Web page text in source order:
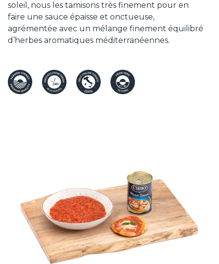
soleil, nous les tamisons très finement pour en
faire une sauce épaisse et onctueuse,
agrémentée avec un mélange finement équilibré
d’herbes aromatiques méditerranéennes.